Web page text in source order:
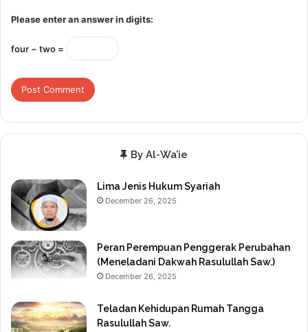
Please enter an answer in digits:
four − two =
By Al-Wa’ie
Lima Jenis Hukum Syariah
December 26, 2025
Peran Perempuan Penggerak Perubahan
(Meneladani Dakwah Rasulullah Saw.)
December 26, 2025
Teladan Kehidupan Rumah Tangga
Rasulullah Saw.